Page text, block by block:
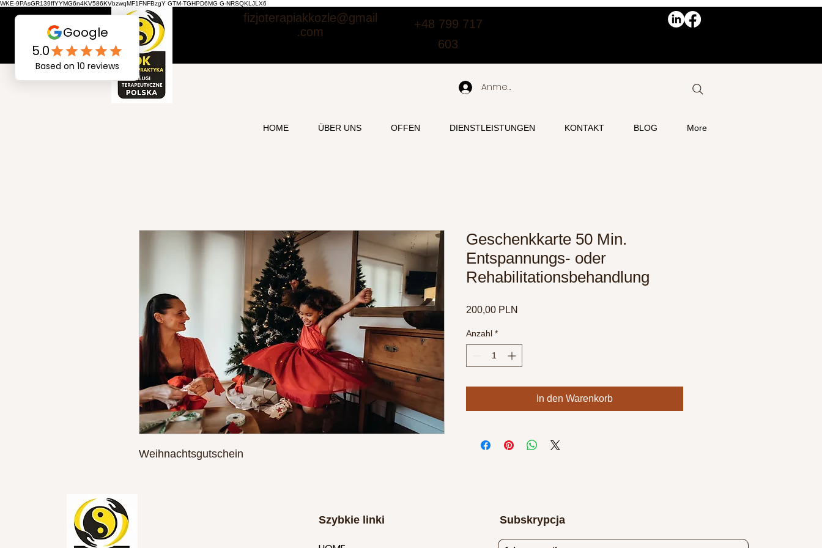
WKE-9PAsGR139ffYYMG6n4KV586KVbzwqMF1FNFBzgY GTM-TGHPD6MG G-NRSQKLJLX6
fizjoterapiakkozle@gmail
.com
+48 799 717
603
Anmelden
HOME ÜBER UNS OFFEN DIENSTLEISTUNGEN KONTAKT BLOG More
Weihnachtsgutschein
Geschenkkarte 50 Min.
Entspannungs- oder
Rehabilitationsbehandlung
200,00 PLN
Anzahl *
In den Warenkorb
Szybkie linki Subskrypcja